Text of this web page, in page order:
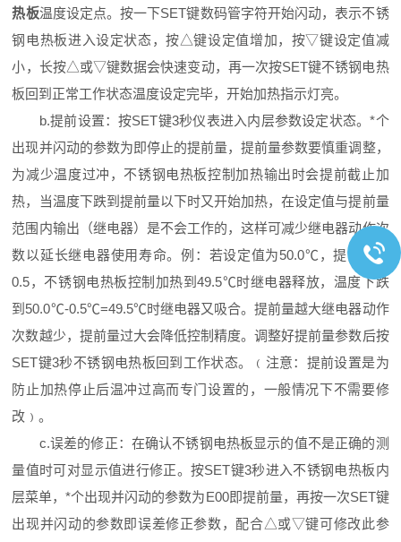
热板温度设定点。按一下SET键数码管字符开始闪动，表示不锈
钢电热板进入设定状态，按△键设定值增加，按▽键设定值减
小，长按△或▽键数据会快速变动，再一次按SET键不锈钢电热
板回到正常工作状态温度设定完毕，开始加热指示灯亮。
b.提前设置：按SET键3秒仪表进入内层参数设定状态。*个
出现并闪动的参数为即停止的提前量，提前量参数要慎重调整，
为减少温度过冲，不锈钢电热板控制加热输出时会提前截止加
热，当温度下跌到提前量以下时又开始加热，在设定值与提前量
范围内输出（继电器）是不会工作的，这样可减少继电器动作次
数以延长继电器使用寿命。例：若设定值为50.0℃，提前量为
0.5，不锈钢电热板控制加热到49.5℃时继电器释放，温度下跌
到50.0℃-0.5℃=49.5℃时继电器又吸合。提前量越大继电器动作
次数越少，提前量过大会降低控制精度。调整好提前量参数后按
SET键3秒不锈钢电热板回到工作状态。﹙注意：提前设置是为
防止加热停止后温冲过高而专门设置的，一般情况下不需要修
改﹚。
c.误差的修正：在确认不锈钢电热板显示的值不是正确的测
量值时可对显示值进行修正。按SET键3秒进入不锈钢电热板内
层菜单，*个出现并闪动的参数为E00即提前量，再按一次SET键
出现并闪动的参数即误差修正参数，配合△或▽键可修改此参